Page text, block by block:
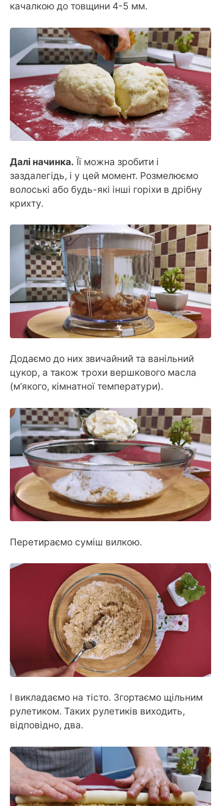
качалкою до товщини 4-5 мм.
Далі начинка. Її можна зробити і
заздалегідь, і у цей момент. Розмелюємо
волоські або будь-які інші горіхи в дрібну
крихту.
Додаємо до них звичайний та ванільний
цукор, а також трохи вершкового масла
(м’якого, кімнатної температури).
Перетираємо суміш вилкою.
І викладаємо на тісто. Згортаємо щільним
рулетиком. Таких рулетиків виходить,
відповідно, два.